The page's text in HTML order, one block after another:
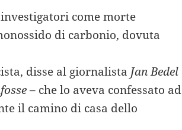
come morte
di carbonio, dovuta
disse al giornalista Jan Bedel
– che lo aveva confessato ad
il camino di casa dello